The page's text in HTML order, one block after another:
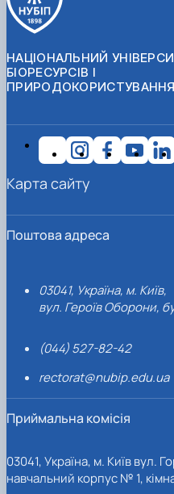
НАЦІОНАЛЬНИЙ
БІОРЕСУРСІВ І
ПРИРОДОКОРИСТУВАННЯ
Поштова адреса
03041, Україна, м. Київ,
вул. Героїв Оборони,
(044) 527-82-42
rectorat@nubip.edu.ua
Приймальна комісія
03041, Україна, м. Київ вул.
навчальний корпус № 1,
Карта сайту